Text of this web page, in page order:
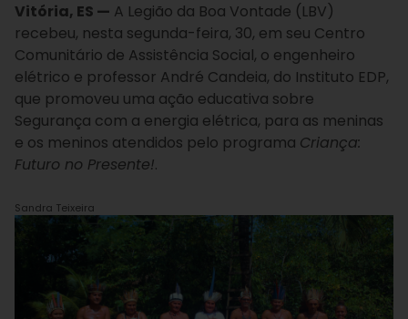
Vitória, ES — A Legião da Boa Vontade (LBV)
recebeu, nesta segunda-feira, 30, em seu Centro
Comunitário de Assistência Social, o engenheiro
elétrico e professor André Candeia, do Instituto EDP,
que promoveu uma ação educativa sobre
Segurança com a energia elétrica, para as meninas
e os meninos atendidos pelo programa Criança:
Futuro no Presente!.
Sandra Teixeira